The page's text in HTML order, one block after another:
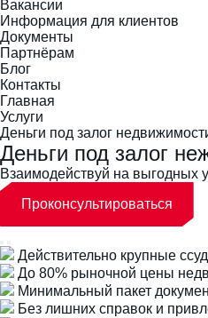
Вакансии
Информация для клиентов
Документы
Партнёрам
Блог
Контакты
Главная
Услуги
Деньги под залог
Деньги под залог
Взаимодействуй на выгодных
Проконсультироваться
Действительно крупные
До 80% рыночной цены
Минимальный пакет
Без лишних справок и